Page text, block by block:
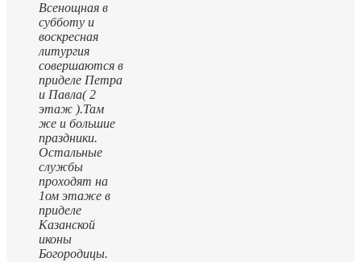
Всенощная в
субботу и
воскресная
литургия
совершаются в
приделе Петра
и Павла( 2
этаж ).Там
же и большие
праздники.
Остальные
службы
проходят на
1ом этаже в
приделе
Казанской
иконы
Богородицы.